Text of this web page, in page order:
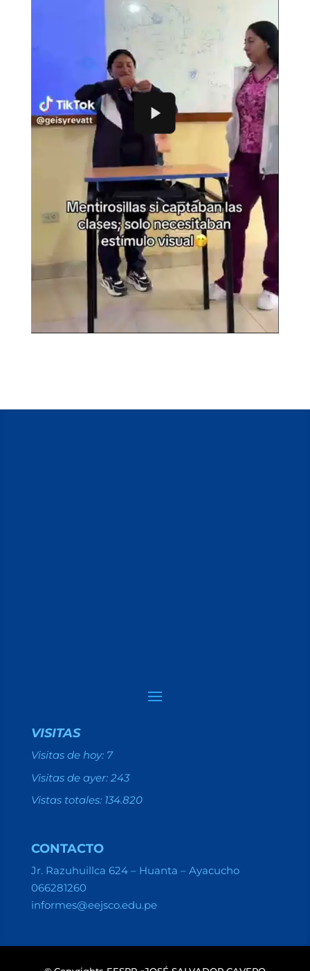
VISITAS
Visitas de hoy: 7
Visitas de ayer: 243
Vistas totales: 134.820
CONTACTO
Jr. Razuhuillca 624 – Huanta – Ayacucho
066281260
informes@eejsco.edu.pe